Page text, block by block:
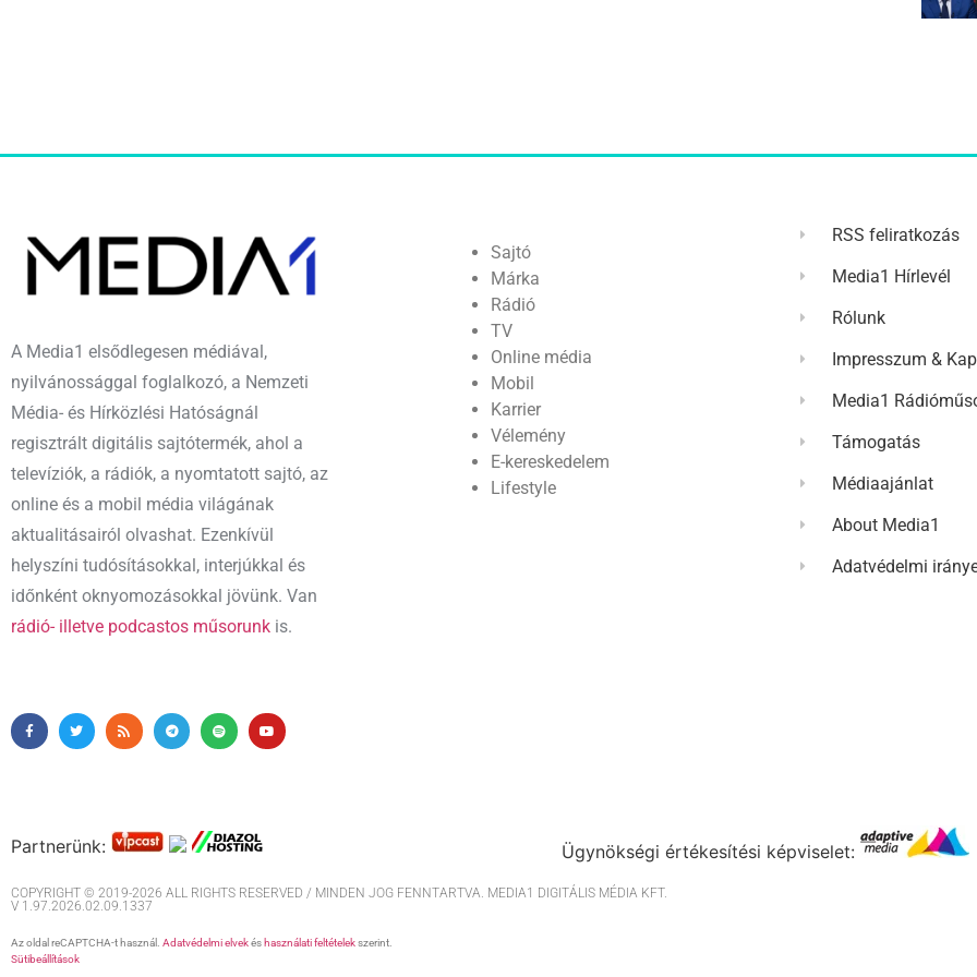
A Media1 elsődlegesen médiával,
nyilvánossággal foglalkozó, a Nemzeti
Média- és Hírközlési Hatóságnál
regisztrált digitális sajtótermék, ahol a
televíziók, a rádiók, a nyomtatott sajtó, az
online és a mobil média világának
aktualitásairól olvashat. Ezenkívül
helyszíni tudósításokkal, interjúkkal és
időnként oknyomozásokkal jövünk. Van
rádió- illetve podcastos műsorunk is.
Sajtó
Márka
Rádió
TV
Online média
Mobil
Karrier
Vélemény
E-kereskedelem
Lifestyle
RSS feliratkozás
Media1 Hírlevél
Rólunk
Impresszum &
Media1
Támogatás
Médiaajánlat
About Media1
Adatvédelmi
Partnerünk: Ügynökségi értékesítési képviselet:
COPYRIGHT © 2019-2026 ALL RIGHTS RESERVED / MINDEN JOG FENNTARTVA. MEDIA1 DIGITÁLIS MÉDIA KFT.
V 1.97.2026.02.09.1337
Az oldal reCAPTCHA-t használ. Adatvédelmi elvekés használati feltételekszerint.
Sütibeállítások